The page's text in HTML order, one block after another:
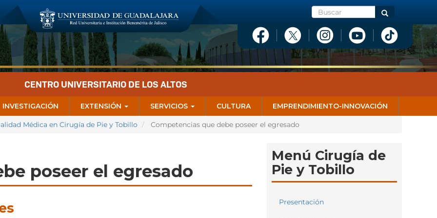
Buscar Buscar
CENTRO UNIVERSITARIO DE LOS ALTOS
INVESTIGACIÓN EXTENSIÓN SERVICIOS CULTURA EMPRENDIMIENTO-INNOVACIÓN
Médica en Cirugía de Pie y Tobillo Competencias que debe poseer el egresado
poseer el egresado
Menú Cirugía de
Pie y Tobillo
Presentación